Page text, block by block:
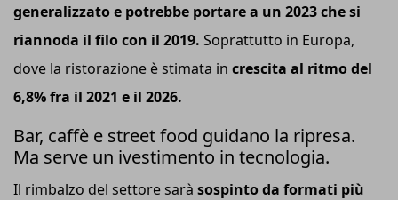
generalizzato e potrebbe portare a un 2023 che si
riannoda il filo con il 2019. Soprattutto in Europa,
dove la ristorazione è stimata in crescita al ritmo del
6,8% fra il 2021 e il 2026.
Bar, caffè e street food guidano la ripresa.
Ma serve un ivestimento in tecnologia.
Il rimbalzo del settore sarà sospinto da formati più